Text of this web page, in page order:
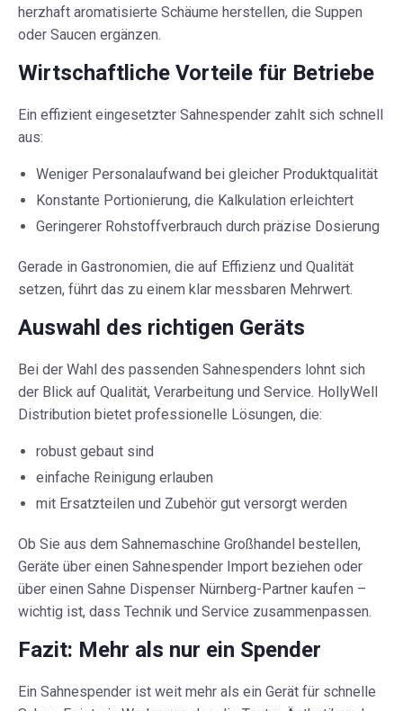
herzhaft aromatisierte Schäume herstellen, die Suppen
oder Saucen ergänzen.
Wirtschaftliche Vorteile für Betriebe
Ein effizient eingesetzter Sahnespender zahlt sich schnell
aus:
Weniger Personalaufwand bei gleicher Produktqualität
Konstante Portionierung, die Kalkulation erleichtert
Geringerer Rohstoffverbrauch durch präzise Dosierung
Gerade in Gastronomien, die auf Effizienz und Qualität
setzen, führt das zu einem klar messbaren Mehrwert.
Auswahl des richtigen Geräts
Bei der Wahl des passenden Sahnespenders lohnt sich
der Blick auf Qualität, Verarbeitung und Service. HollyWell
Distribution bietet professionelle Lösungen, die:
robust gebaut sind
einfache Reinigung erlauben
mit Ersatzteilen und Zubehör gut versorgt werden
Ob Sie aus dem Sahnemaschine Großhandel bestellen,
Geräte über einen Sahnespender Import beziehen oder
über einen Sahne Dispenser Nürnberg-Partner kaufen –
wichtig ist, dass Technik und Service zusammenpassen.
Fazit: Mehr als nur ein Spender
Ein Sahnespender ist weit mehr als ein Gerät für schnelle